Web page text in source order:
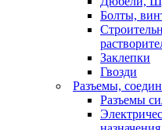
Болты,
Заклепки
Гвозди
Разъемы,
Разъемы